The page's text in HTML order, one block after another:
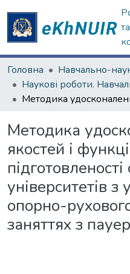
та
Головна
Методика
якостей і
підготовленості
університетів
опорно-
заняттях з